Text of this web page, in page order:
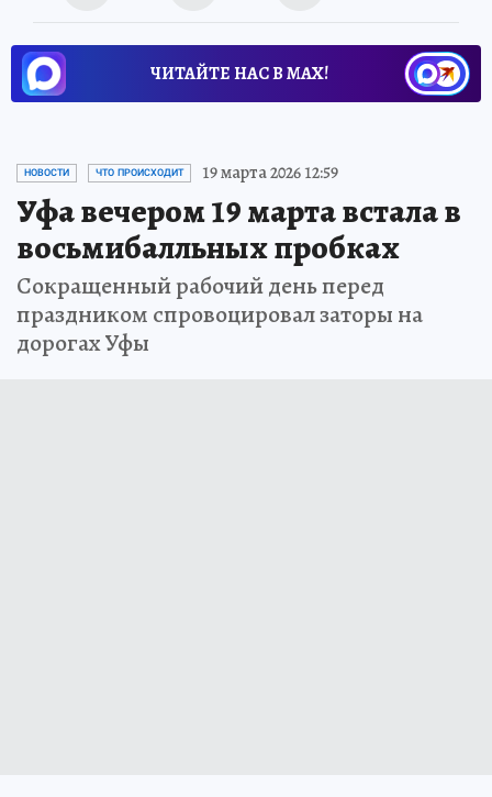
ЧИТАЙТЕ НАС В МАХ!
НОВОСТИ ЧТО ПРОИСХОДИТ 19 марта 2026 12:59
Уфа вечером 19 марта встала в
восьмибалльных пробках
Сокращенный рабочий день перед
праздником спровоцировал заторы на
дорогах Уфы